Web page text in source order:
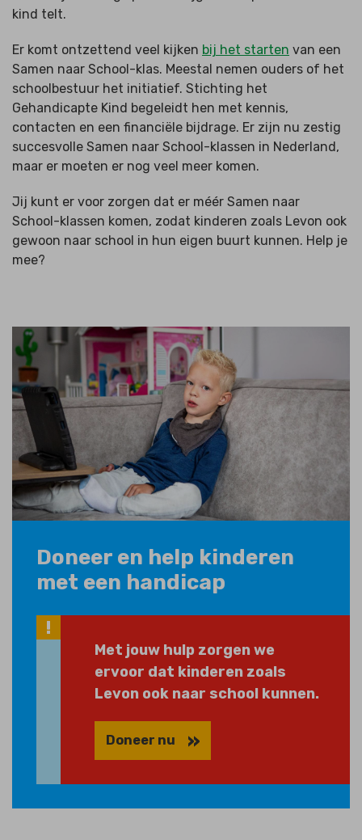
kind telt.
Er komt ontzettend veel kijken bij het starten van een
Samen naar School-klas. Meestal nemen ouders of het
schoolbestuur het initiatief. Stichting het
Gehandicapte Kind begeleidt hen met kennis,
contacten en een financiële bijdrage. Er zijn nu zestig
succesvolle Samen naar School-klassen in Nederland,
maar er moeten er nog veel meer komen.
Jij kunt er voor zorgen dat er méér Samen naar
School-klassen komen, zodat kinderen zoals Levon ook
gewoon naar school in hun eigen buurt kunnen. Help je
mee?
Doneer en help kinderen
met een handicap
Met jouw hulp zorgen we
ervoor dat kinderen zoals
Levon ook naar school kunnen.
Doneer nu